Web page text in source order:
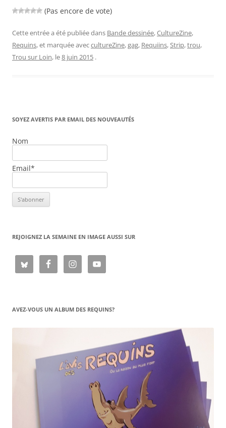
(Pas encore de vote)
Cette entrée a été publiée dans Bande dessinée,CultureZine,
Requins, et marquée aveccultureZine,gag, Requiins,Strip,trou,
Trou sur Loin, le8 juin 2015 .
SOYEZ AVERTIS PAR EMAIL DES NOUVEAUTÉS
Nom
Email*
REJOIGNEZ LA SEMAINE EN IMAGE AUSSI SUR
AVEZ-VOUS UN ALBUM DES REQUINS?